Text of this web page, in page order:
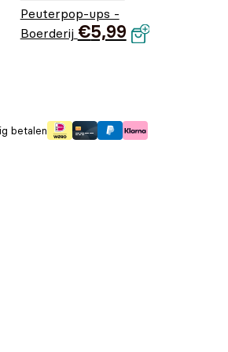
Peuterpop-ups -
Boerderij €5,99
betalen